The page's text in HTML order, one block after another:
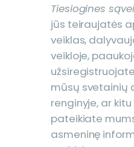
Tiesiogines
jūs teiraujatės
veiklas,
veikloje,
mūsų svetainių
renginyje, ar
pateikiate
asmeninę